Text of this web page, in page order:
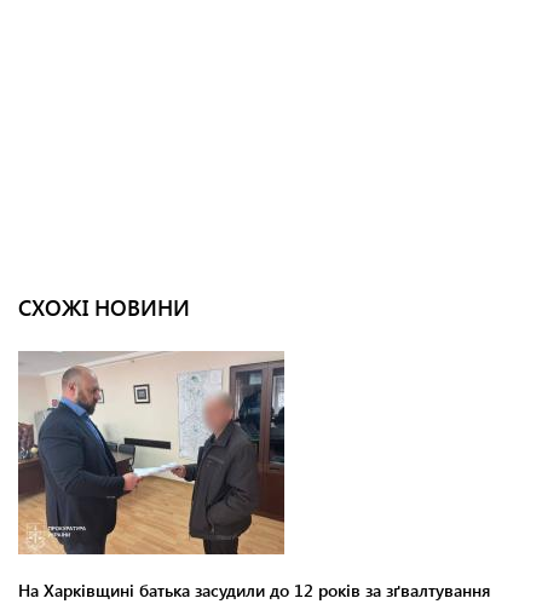
СХОЖІ НОВИНИ
На Харківщині батька засудили до 12 років за зґвалтування